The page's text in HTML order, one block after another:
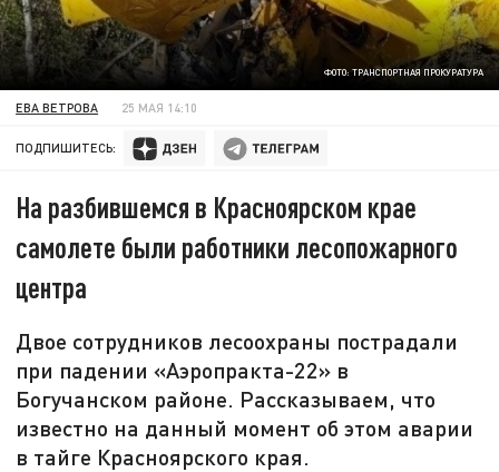
ФОТО: ТРАНСПОРТНАЯ ПРОКУРАТУРА
ЕВА ВЕТРОВА 25 МАЯ 14:10
ПОДПИШИТЕСЬ:
На разбившемся в Красноярском крае
самолете были работники лесопожарного
центра
Двое сотрудников лесоохраны пострадали
при падении «Аэропракта-22» в
Богучанском районе. Рассказываем, что
известно на данный момент об этом аварии
в тайге Красноярского края.